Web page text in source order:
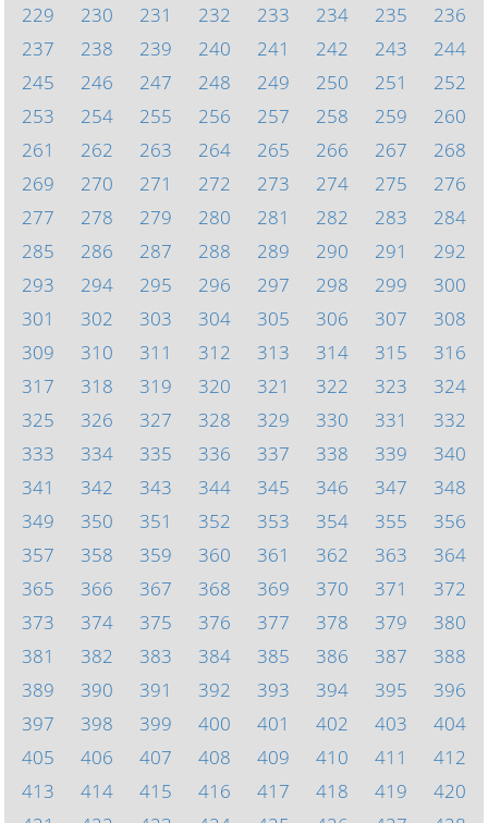
229
230 231 232 233 234 235
236
237
238 239 240 241 242 243
244
245
246 247 248 249 250 251
252
253
254 255 256 257 258 259
260
261
262 263 264 265 266 267
268
269
270 271 272 273 274 275
276
277
278 279 280 281 282 283
284
285
286 287 288 289 290 291
292
293
294 295 296 297 298 299
300
301
302 303 304 305 306 307
308
309
310 311 312 313 314 315
316
317
318 319 320 321 322 323
324
325
326 327 328 329 330 331
332
333
334 335 336 337 338 339
340
341
342 343 344 345 346 347
348
349
350 351 352 353 354 355
356
357
358 359 360 361 362 363
364
365
366 367 368 369 370 371
372
373
374 375 376 377 378 379
380
381
382 383 384 385 386 387
388
389
390 391 392 393 394 395
396
397
398 399 400 401 402 403
404
405
406 407 408 409 410 411
412
413
414 415 416 417 418 419
420